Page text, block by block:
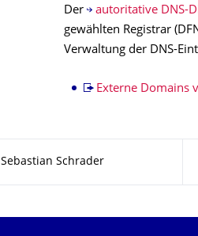
Der autoritative DNS-
gewählten Registrar
Verwaltung der DNS-
Externe Domains
Sebastian Schrader